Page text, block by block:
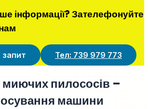
інформації? Зателефонуйте
запит Тел: 739 979 773
миючих пилососів –
машини